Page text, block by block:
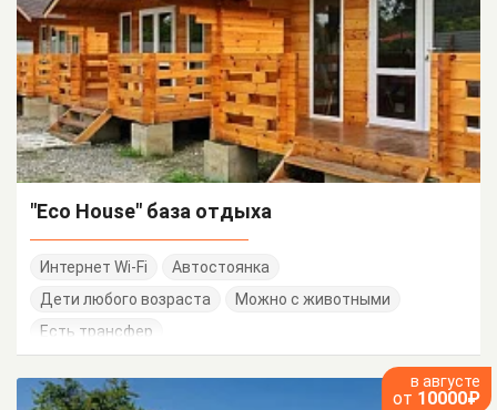
"Eco House" база отдыха
Интернет Wi-Fi
Автостоянка
Дети любого возраста
Можно с животными
Есть трансфер
в августе
от 10000₽